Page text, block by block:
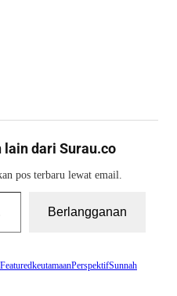
dari Surau.co
pos terbaru lewat email.
Berlangganan
FeaturedkeutamaanPerspektifSunnah